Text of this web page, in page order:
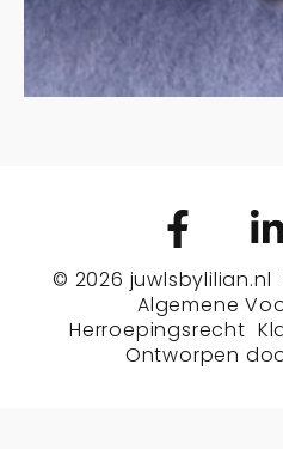
© 2026 juwlsbylilian.nl
Algemene
Herroepingsrecht
Ontworpen